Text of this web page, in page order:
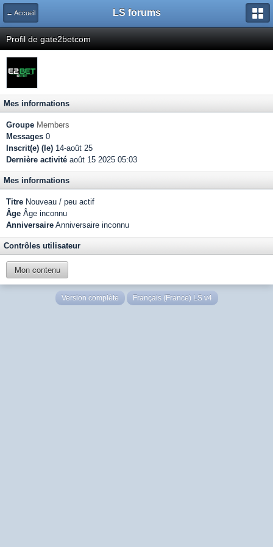
← Accueil LS forums
Profil de gate2betcom
Mes informations
Groupe Members
Messages 0
Inscrit(e) (le) 14-août 25
Dernière activité août 15 2025 05:03
Mes informations
Titre Nouveau / peu actif
Âge Âge inconnu
Anniversaire Anniversaire inconnu
Contrôles utilisateur
Mon contenu
Version complète Français (France) LS v4